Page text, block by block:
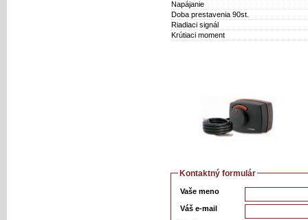
Napájanie
Doba prestavenia 90st.
Riadiaci signál
Krútiaci moment
Kontaktný formulár
Vaše meno
Váš e-mail